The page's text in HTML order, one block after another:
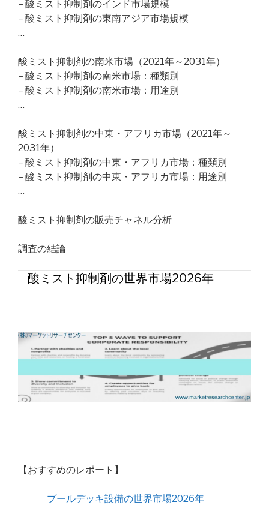
– 酸ミスト抑制剤のインド市場規模
– 酸ミスト抑制剤の東南アジア市場規模
…
酸ミスト抑制剤の南米市場（2021年～2031年）
– 酸ミスト抑制剤の南米市場：種類別
– 酸ミスト抑制剤の南米市場：用途別
…
酸ミスト抑制剤の中東・アフリカ市場（2021年～
2031年）
– 酸ミスト抑制剤の中東・アフリカ市場：種類別
– 酸ミスト抑制剤の中東・アフリカ市場：用途別
…
酸ミスト抑制剤の販売チャネル分析
調査の結論
酸ミスト抑制剤の世界市場2026年
【おすすめのレポート】
プールデッキ設備の世界市場2026年